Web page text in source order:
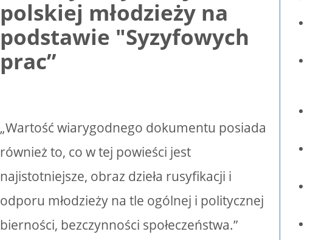
polskiej młodzieży na
podstawie "Syzyfowych
prac”
„Wartość wiarygodnego dokumentu posiada
również to, co w tej powieści jest
najistotniejsze, obraz dzieła rusyfikacji i
odporu młodzieży na tle ogólnej i politycznej
bierności, bezczynności społeczeństwa.”